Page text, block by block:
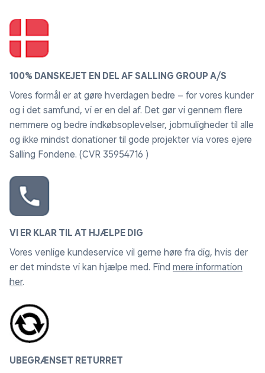
100% DANSKEJET EN DEL AF SALLING GROUP A/S
Vores formål er at gøre hverdagen bedre – for vores kunder
og i det samfund, vi er en del af. Det gør vi gennem flere
nemmere og bedre indkøbsoplevelser, jobmuligheder til alle
og ikke mindst donationer til gode projekter via vores ejere
Salling Fondene. (CVR 35954716 )
VI ER KLAR TIL AT HJÆLPE DIG
Vores venlige kundeservice vil gerne høre fra dig, hvis der
er det mindste vi kan hjælpe med. Find mere information
her.
UBEGRÆNSET RETURRET